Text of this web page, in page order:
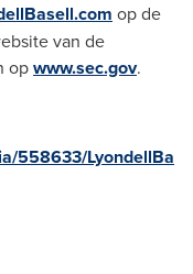
op de
van de
opwww.sec.gov.
558633/LyondellBa